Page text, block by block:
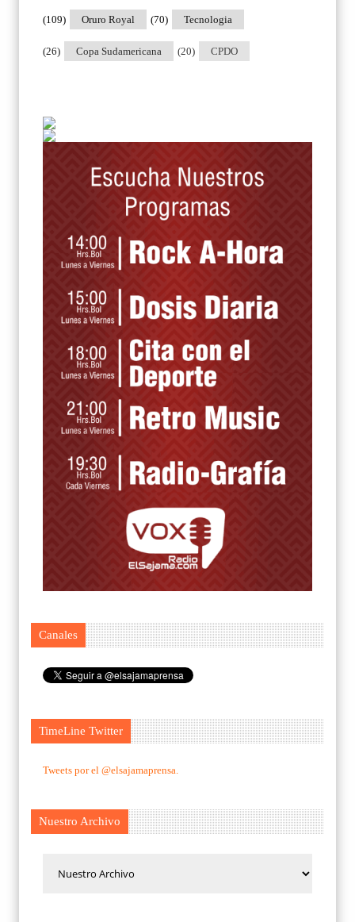
Oruro Royal
(109) Tecnologia
(70)
Copa Sudamericana
(26) CPDO
(20)
Canales
TimeLine Twitter
Tweets por el @elsajamaprensa.
Nuestro Archivo